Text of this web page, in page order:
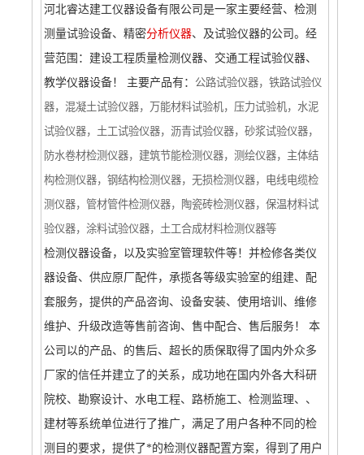
河北睿达建工仪器设备有限公司是一家主要经营、检测
测量试验设备、精密分析仪器、及试验仪器的公司。经
营范围：建设工程质量检测仪器、交通工程试验仪器、
教学仪器设备！ 主要产品有： 公路试验仪器，铁路试验仪
器， 混凝土试验仪器， 万能材料试验机，压力试验机， 水泥
试验仪器，土工试验仪器，沥青试验仪器，砂浆试验仪器，
防水卷材检测仪器， 建筑节能检测仪器， 测绘仪器， 主体结
构检测仪器，钢结构检测仪器，无损检测仪器，电线电缆检
测仪器，管材管件检测仪器，陶瓷砖检测仪器，保温材料试
验仪器，涂料试验仪器，土工合成材料检测仪器等
检测仪器设备，以及实验室管理软件等！并检修各类仪
器设备、供应原厂配件，承揽各等级实验室的组建、配
套服务，提供的产品咨询、设备安装、使用培训、维修
维护、升级改造等售前咨询、售中配合、售后服务！ 本
公司以的产品、的售后、超长的质保取得了国内外众多
厂家的信任并建立了的关系，成功地在国内外各大科研
院校、勘察设计、水电工程、路桥施工、检测监理、、
建材等系统单位进行了推广，满足了用户各种不同的检
测目的要求，提供了*的检测仪器配置方案，得到了用户